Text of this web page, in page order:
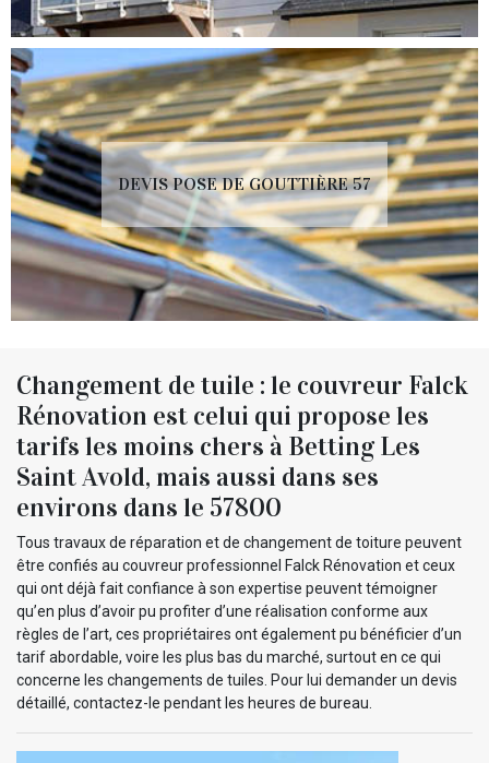
DEVIS POSE DE GOUTTIÈRE 57
Changement de tuile : le couvreur Falck
Rénovation est celui qui propose les
tarifs les moins chers à Betting Les
Saint Avold, mais aussi dans ses
environs dans le 57800
Tous travaux de réparation et de changement de toiture peuvent
être confiés au couvreur professionnel Falck Rénovation et ceux
qui ont déjà fait confiance à son expertise peuvent témoigner
qu’en plus d’avoir pu profiter d’une réalisation conforme aux
règles de l’art, ces propriétaires ont également pu bénéficier d’un
tarif abordable, voire les plus bas du marché, surtout en ce qui
concerne les changements de tuiles. Pour lui demander un devis
détaillé, contactez-le pendant les heures de bureau.